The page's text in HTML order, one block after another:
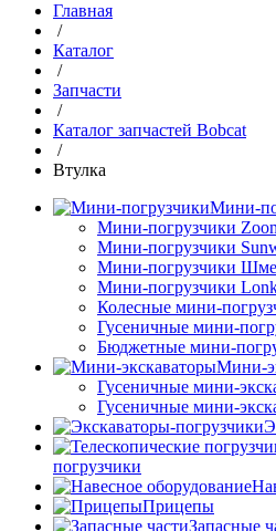
Главная
/
Каталог
/
Запчасти
/
Каталог запчастей Bobcat
/
Втулка
Мини-
Мини-погрузчики
Мини-погрузчики
Мини-погрузчики
Мини-погрузчики
Колесные мини-
Гусеничные мини-
Бюджетные мини-
Мини-
Гусеничные мини-
Гусеничные мини-
погрузчики
Прицепы
Запасные